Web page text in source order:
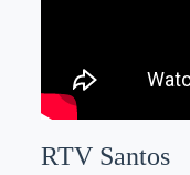
RTV Santos